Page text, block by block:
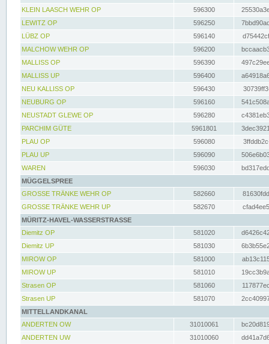
KLEIN LAASCH WEHR OP
596300
LEWITZ OP
596250
LÜBZ OP
596140
MALCHOW WEHR OP
596200
MALLISS OP
596390
MALLISS UP
596400
NEU KALLISS OP
596430
NEUBURG OP
596160
NEUSTADT GLEWE OP
596280
PARCHIM GÜTE
5961801
PLAU OP
596080
PLAU UP
596090
WAREN
596030
MÜGGELSPREE
GROSSE TRÄNKE WEHR OP
582660
GROSSE TRÄNKE WEHR UP
582670
MÜRITZ-HAVEL-WASSERSTRASSE
Diemitz OP
581020
Diemitz UP
581030
MIROW OP
581000
MIROW UP
581010
Strasen OP
581060
Strasen UP
581070
MITTELLANDKANAL
ANDERTEN OW
31010061
ANDERTEN UW
31010060